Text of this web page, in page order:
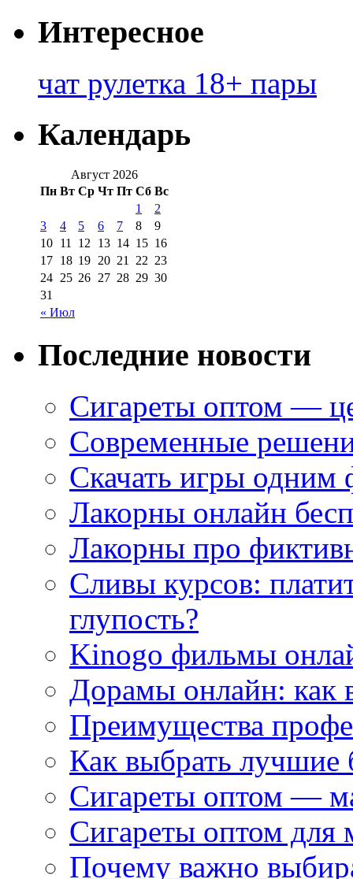
Интересное
чат рулетка 18+ пары
Календарь
Август 2026
Пн Вт Ср Чт Пт Сб Вс
« Июл
1
2
3
4 5 6 7 8
9
10 11 12 13 14 15 16
17 18 19 20 21 22 23
24 25 26 27 28 29 30
31
Последние новости
Сигареты оптом —
Современные
Скачать игры одним
Лакорны онлайн
Лакорны про
Сливы курсов:
глупость?
Kinogo фильмы
Дорамы онлайн: как
Преимущества
Как выбрать
Сигареты оптом —
Сигареты оптом для
Почему важно